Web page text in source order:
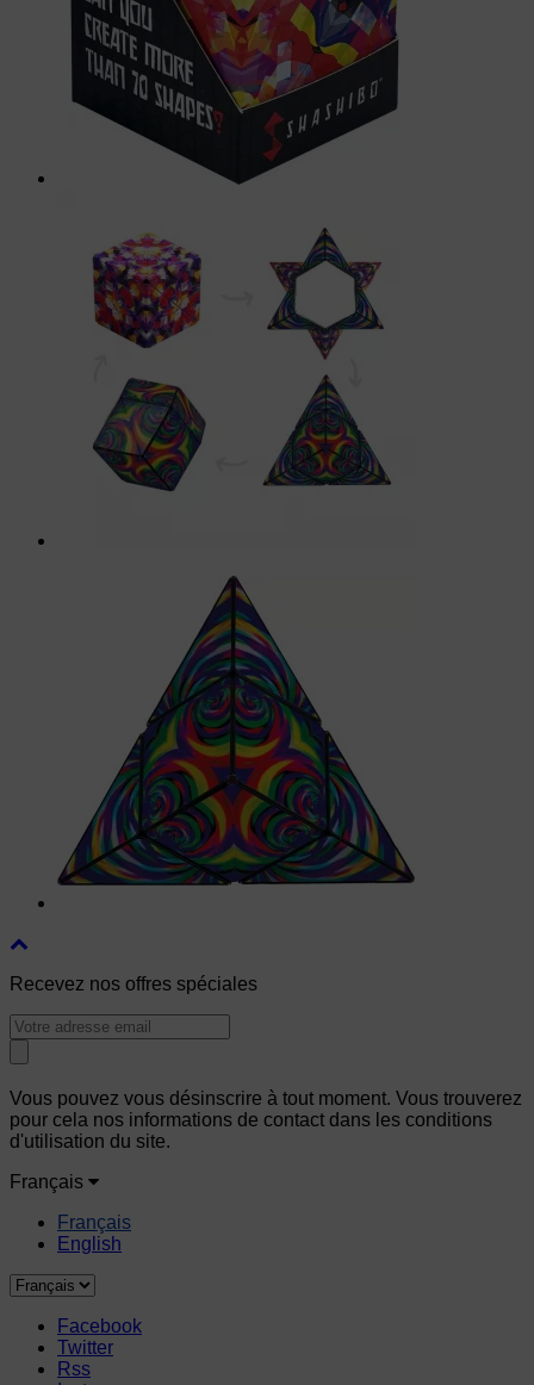
Recevez nos offres spéciales
Vous pouvez vous désinscrire à tout moment. Vous trouverez
pour cela nos informations de contact dans les conditions
d'utilisation du site.
Français
Français
English
Facebook
Twitter
Rss